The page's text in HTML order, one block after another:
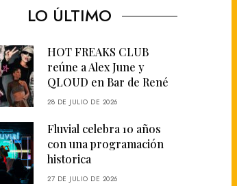
LO ÚLTIMO
HOT FREAKS CLUB
reúne a Alex June y
QLOUD en Bar de René
28 DE JULIO DE 2026
Fluvial celebra 10 años
con una programación
historica
27 DE JULIO DE 2026